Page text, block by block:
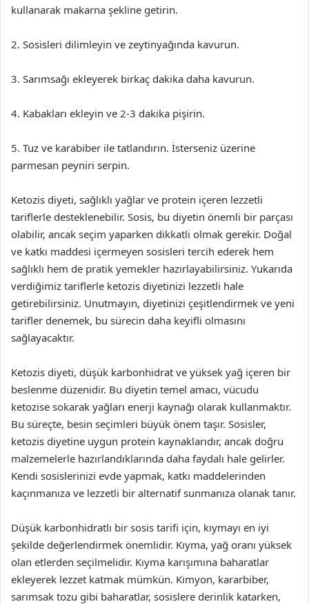
kullanarak makarna şekline getirin.
2. Sosisleri dilimleyin ve zeytinyağında kavurun.
3. Sarımsağı ekleyerek birkaç dakika daha kavurun.
4. Kabakları ekleyin ve 2-3 dakika pişirin.
5. Tuz ve karabiber ile tatlandırın. İsterseniz üzerine
parmesan peyniri serpin.
Ketozis diyeti, sağlıklı yağlar ve protein içeren lezzetli
tariflerle desteklenebilir. Sosis, bu diyetin önemli bir parçası
olabilir, ancak seçim yaparken dikkatli olmak gerekir. Doğal
ve katkı maddesi içermeyen sosisleri tercih ederek hem
sağlıklı hem de pratik yemekler hazırlayabilirsiniz. Yukarıda
verdiğimiz tariflerle ketozis diyetinizi lezzetli hale
getirebilirsiniz. Unutmayın, diyetinizi çeşitlendirmek ve yeni
tarifler denemek, bu sürecin daha keyifli olmasını
sağlayacaktır.
Ketozis diyeti, düşük karbonhidrat ve yüksek yağ içeren bir
beslenme düzenidir. Bu diyetin temel amacı, vücudu
ketozise sokarak yağları enerji kaynağı olarak kullanmaktır.
Bu süreçte, besin seçimleri büyük önem taşır. Sosisler,
ketozis diyetine uygun protein kaynaklarıdır, ancak doğru
malzemelerle hazırlandıklarında daha faydalı hale gelirler.
Kendi sosislerinizi evde yapmak, katkı maddelerinden
kaçınmanıza ve lezzetli bir alternatif sunmanıza olanak tanır.
Düşük karbonhidratlı bir sosis tarifi için, kıymayı en iyi
şekilde değerlendirmek önemlidir. Kıyma, yağ oranı yüksek
olan etlerden seçilmelidir. Kıyma karışımına baharatlar
ekleyerek lezzet katmak mümkün. Kimyon, kararbiber,
sarımsak tozu gibi baharatlar, sosislere derinlik katarken,